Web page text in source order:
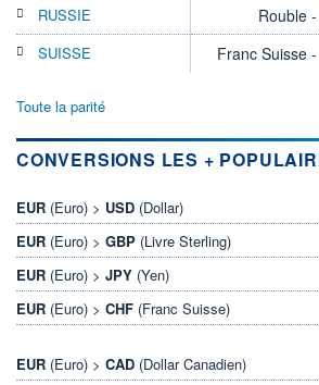
RUSSIE Rouble
SUISSE Franc Suisse
Toute la parité
CONVERSIONS LES +
EUR (Euro) > USD (Dollar)
EUR (Euro) > GBP (Livre Sterling)
EUR (Euro) > JPY (Yen)
EUR (Euro) > CHF (Franc Suisse)
EUR (Euro) > CAD (Dollar Canadien)